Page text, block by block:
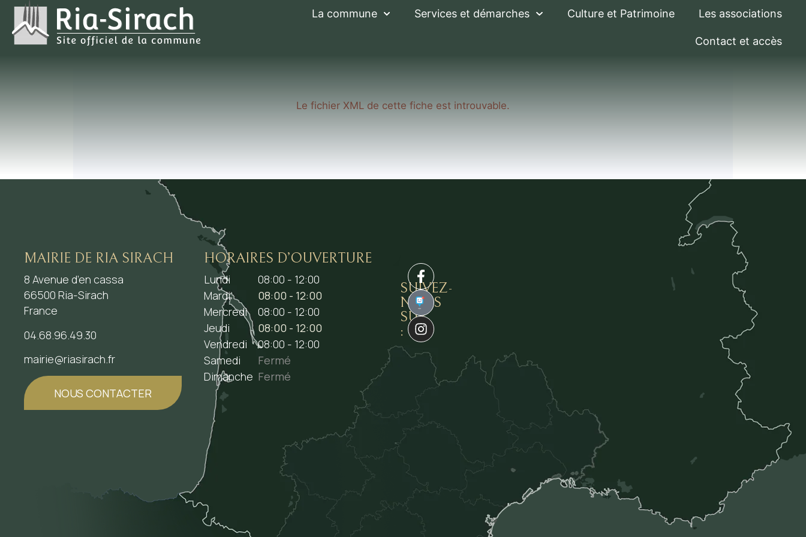
La commune Services et démarches Culture et Patrimoine Les associations
Contact et accès
Le fichier XML de cette fiche est introuvable.
MAIRIE DE RIA SIRACH
8 Avenue d’en cassa
66500 Ria-Sirach
France
04.68.96.49.30
mairie@riasirach.fr
NOUS CONTACTER
HORAIRES D’OUVERTURE
Lundi
08:00 - 12:00
Mardi
08:00 - 12:00
Mercredi
08:00 - 12:00
Jeudi
08:00 - 12:00
Vendredi
08:00 - 12:00
Samedi
Fermé
Dimanche Fermé
SUIVEZ-
NOUS
SUR
:
1